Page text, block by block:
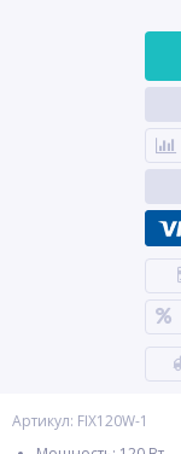
Артикул: FIX120W-1